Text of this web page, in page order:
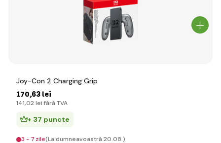
Joy-Con 2 Charging Grip
170,63 lei
141,02 lei fără TVA
+ 37 puncte
3 - 7 zile(La dumneavoastră 20.08.)